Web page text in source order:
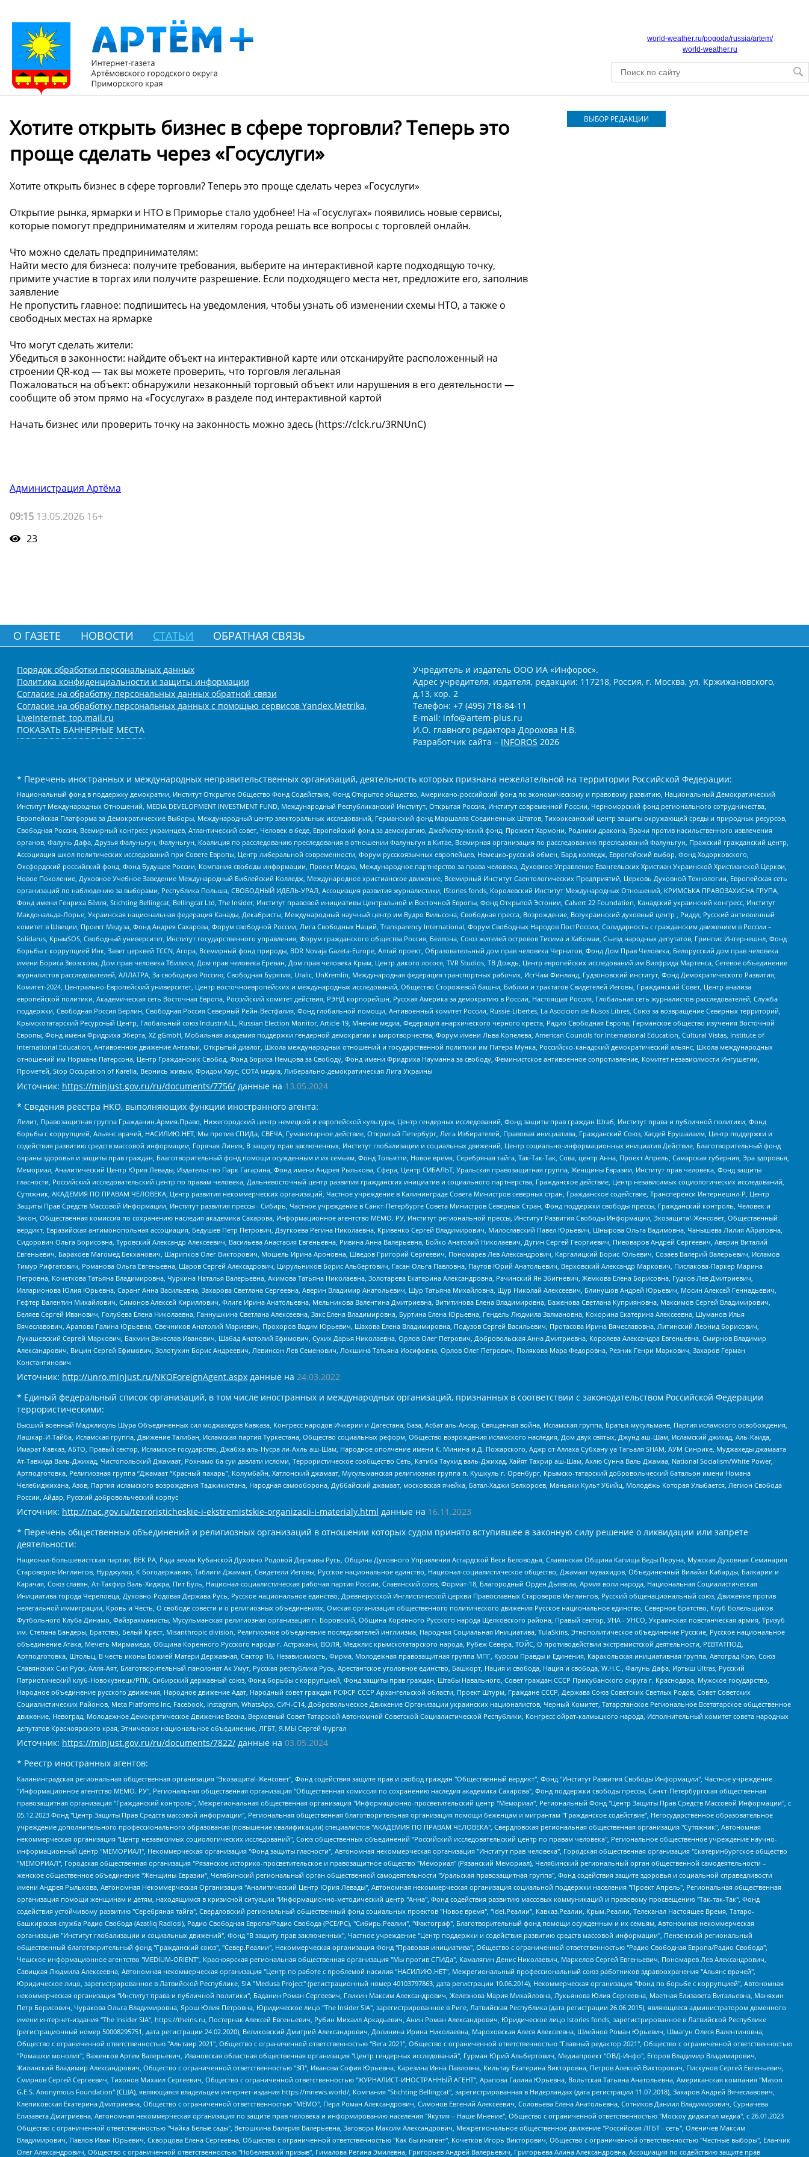
world-weather.ru/pogoda/russia/artem/
world-weather.ru
Хотите открыть бизнес в сфере торговли? Теперь это
проще сделать через «Госуслуги»
Хотите открыть бизнес в сфере торговли? Теперь это проще сделать через «Госуслуги»
Открытие рынка, ярмарки и НТО в Приморье стало удобнее! На «Госуслугах» появились новые сервисы,
которые помогут предпринимателям и жителям города решать все вопросы с торговлей онлайн.
Что можно сделать предпринимателям:
Найти место для бизнеса: получите требования, выберите на интерактивной карте подходящую точку,
примите участие в торгах или получите разрешение. Если подходящего места нет, предложите его, заполнив
заявление
Не пропустить главное: подпишитесь на уведомления, чтобы узнать об изменении схемы НТО, а также о
свободных местах на ярмарке
Что могут сделать жители:
Убедиться в законности: найдите объект на интерактивной карте или отсканируйте расположенный на
строении QR-код — так вы можете проверить, что торговля легальная
Пожаловаться на объект: обнаружили незаконный торговый объект или нарушения в его деятельности —
сообщите об этом прямо на «Госуслугах» в разделе под интерактивной картой
Начать бизнес или проверить точку на законность можно здесь (https://clck.ru/3RNUnC)
Администрация Артёма
09:15 13.05.2026 16+
23
ВЫБОР РЕДАКЦИИ
О ГАЗЕТЕ НОВОСТИ СТАТЬИ ОБРАТНАЯ СВЯЗЬ
Порядок обработки персональных данных
Политика конфиденциальности и защиты информации
Согласие на обработку персональных данных обратной связи
Согласие на обработку персональных данных с помощью сервисов Yandex.Metrika,
LiveInternet, top.mail.ru
ПОКАЗАТЬ БАННЕРНЫЕ МЕСТА
Учредитель и издатель ООО ИА «Инфорос».
Адрес учредителя, издателя, редакции: 117218, Россия, г. Москва, ул. Кржижановского,
д.13, кор. 2
Телефон: +7 (495) 718-84-11
E-mail: info@artem-plus.ru
И.О. главного редактора Дорохова Н.В.
Разработчик сайта – INFOROS 2026
* Перечень иностранных и международных неправительственных организаций, деятельность которых признана нежелательной на территории Российской Федерации:
Национальный фонд в поддержку демократии, Институт Открытое Общество Фонд Содействия, Фонд Открытое общество, Американо-российский фонд по экономическому и правовому развитию, Национальный Демократический
Институт Международных Отношений, MEDIA DEVELOPMENT INVESTMENT FUND, Международный Республиканский Институт, Открытая Россия, Институт современной России, Черноморский фонд регионального сотрудничества,
Европейская Платформа за Демократические Выборы, Международный центр электоральных исследований, Германский фонд Маршалла Соединенных Штатов, Тихоокеанский центр защиты окружающей среды и природных ресурсов,
Свободная Россия, Всемирный конгресс украинцев, Атлантический совет, Человек в беде, Европейский фонд за демократию, Джеймстаунский фонд, Прожект Хармони, Родники дракона, Врачи против насильственного извлечения
органов, Фалунь Дафа, Друзья Фалуньгун, Фалуньгун, Коалиция по расследованию преследования в отношении Фалуньгун в Китае, Всемирная организация по расследованию преследований Фалуньгун, Пражский гражданский центр,
Ассоциация школ политических исследований при Совете Европы, Центр либеральной современности, Форум русскоязычных европейцев, Немецко-русский обмен, Бард колледж, Европейский выбор, Фонд Ходорковского,
Оксфордский российский фонд, Фонд Будущее России, Компания свободы информации, Проект Медиа, Международное партнерство за права человека, Духовное Управление Евангельских Христиан Украинской Христианской Церкви,
Новое Поколение, Духовное Учебное Заведение Международный Библейский Колледж, Международное христианское движение, Всемирный Институт Саентологических Предприятий, Церковь Духовной Технологии, Европейская сеть
организаций по наблюдению за выборами, Республика Польша, СВОБОДНЫЙ ИДЕЛЬ-УРАЛ, Ассоциация развития журналистики, IStories fonds, Королевский Институт Международных Отношений, КРИМСЬКА ПРАВОЗАХИСНА ГРУПА,
Фонд имени Генриха Бёлля, Stichting Bellingcat, Bellingcat Ltd, The Insider, Институт правовой инициативы Центральной и Восточной Европы, Фонд Открытой Эстонии, Calvert 22 Foundation, Канадский украинский конгресс, Институт
Макдональда-Лорье, Украинская национальная федерация Канады, Декабристы, Международный научный центр им Вудро Вильсона, Свободная пресса, Возрождение, Всеукраинский духовный центр , Риддл, Русский антивоенный
комитет в Швеции, Проект Медуза, Фонд Андрея Сахарова, Форум свободной России, Лига Свободных Наций, Transparеncy International, Форум Свободных Народов ПостРоссии, Солидарность с гражданским движением в России –
Solidarus, КрымSOS, Свободный университет, Институт государственного управления, Форум гражданского общества Россия, Беллона, Союз жителей островов Тисима и Хабомаи, Съезд народных депутатов, Гринпис Интернешнл, Фонд
борьбы с коррупцией Инк, Завет церквей TCCN, Агора, Всемирный фонд природы, BDR Novaja Gazeta-Europe, Алтай проект, Образовательный дом прав человека Чернигов, Фонд Дом Прав Человека, Белорусский дом прав человека
имени Бориса Звозскова, Дом прав человека Тбилиси, Дом прав человека Ереван, Дом прав человека Крым, Центр дикого лосося, TVR Studios, ТВ Дождь, Центр европейских исследований им Вилфрида Мартенса, Сетевое объединение
журналистов расследователей, АЛЛАТРА, За свободную Россию, Свободная Бурятия, Uralic, UnKremlin, Международная федерация транспортных рабочих, ИстЧам Финланд, Гудзоновский институт, Фонд Демократического Развития,
Комитет-2024, Центрально-Европейский университет, Центр восточноевропейских и международных исследований, Общество Сторожевой башни, Библии и трактатов Свидетелей Иеговы, Гражданский Совет, Центр анализа
европейской политики, Академическая сеть Восточная Европа, Российский комитет действия, РЭНД корпорейшн, Русская Америка за демократию в России, Настоящая Россия, Глобальная сеть журналистов-расследователей, Служба
поддержки, Свободная Россия Берлин, Свободная Россия Северный Рейн-Вестфалия, Фонд глобальной помощи, Антивоенный комитет России, Russie-Libertes, La Asocicion de Rusos Libres, Союз за возвращение Северных территорий,
Крымскотатарский Ресурсный Центр, Глобальный союз IndustriALL, Russian Election Monitor, Article 19, Мнение медиа, Федерация анархического черного креста, Радио Свободная Европа, Германское общество изучения Восточной
Европы, Фонд имени Фридриха Эберта, XZ gGmbH, Мобильная академия поддержки гендерной демократии и миротворчества, Форум имени Льва Копелева, American Councils for International Education, Cultural Vistas, Institute of
International Education, Антивоенное движение Антальи, Открытый диалог, Школа международных отношений и государственной политики им Питера Мунка, Российско-канадский демократический альянс, Школа международных
отношений им Нормана Патерсона, Центр Гражданских Свобод, Фонд Бориса Немцова за Свободу, Фонд имени Фридриха Науманна за свободу, Феминистское антивоенное сопротивление, Комитет независимости Ингушетии,
Прометей, Stop Occupation of Karelia, Вернись живым, Фридом Хаус, СОТА медиа, Либерально-демократическая Лига Украины
Источник: https://minjust.gov.ru/ru/documents/7756/ данные на 13.05.2024
* Сведения реестра НКО, выполняющих функции иностранного агента:
Лилит, Правозащитная группа Гражданин.Армия.Право, Нижегородский центр немецкой и европейской культуры, Центр гендерных исследований, Фонд защиты прав граждан Штаб, Институт права и публичной политики, Фонд
борьбы с коррупцией, Альянс врачей, НАСИЛИЮ.НЕТ, Мы против СПИДа, СВЕЧА, Гуманитарное действие, Открытый Петербург, Лига Избирателей, Правовая инициатива, Гражданский Союз, Хасдей Ерушалаим, Центр поддержки и
содействия развитию средств массовой информации, Горячая Линия, В защиту прав заключенных, Институт глобализации и социальных движений, Центр социально-информационных инициатив Действие, Благотворительный фонд
охраны здоровья и защиты прав граждан, Благотворительный фонд помощи осужденным и их семьям, Фонд Тольятти, Новое время, Серебряная тайга, Так-Так-Так, Сова, центр Анна, Проект Апрель, Самарская губерния, Эра здоровья,
Мемориал, Аналитический Центр Юрия Левады, Издательство Парк Гагарина, Фонд имени Андрея Рылькова, Сфера, Центр СИБАЛЬТ, Уральская правозащитная группа, Женщины Евразии, Институт прав человека, Фонд защиты
гласности, Российский исследовательский центр по правам человека, Дальневосточный центр развития гражданских инициатив и социального партнерства, Гражданское действие, Центр независимых социологических исследований,
Сутяжник, АКАДЕМИЯ ПО ПРАВАМ ЧЕЛОВЕКА, Центр развития некоммерческих организаций, Частное учреждение в Калининграде Совета Министров северных стран, Гражданское содействие, Трансперенси Интернешнл-Р, Центр
Защиты Прав Средств Массовой Информации, Институт развития прессы - Сибирь, Частное учреждение в Санкт-Петербурге Совета Министров Северных Стран, Фонд поддержки свободы прессы, Гражданский контроль, Человек и
Закон, Общественная комиссия по сохранению наследия академика Сахарова, Информационное агентство МЕМО. РУ, Институт региональной прессы, Институт Развития Свободы Информации, Экозащита!-Женсовет, Общественный
вердикт, Евразийская антимонопольная ассоциация, Бедушев Петр Петрович, Дзугкоева Регина Николаевна, Кривенко Сергей Владимирович, Милославский Павел Юрьевич, Шнырова Ольга Вадимовна, Чанышева Лилия Айратовна,
Сидорович Ольга Борисовна, Туровский Александр Алексеевич, Васильева Анастасия Евгеньевна, Ривина Анна Валерьевна, Бойко Анатолий Николаевич, Дугин Сергей Георгиевич, Пивоваров Андрей Сергеевич, Аверин Виталий
Евгеньевич, Барахоев Магомед Бекханович, Шарипков Олег Викторович, Мошель Ирина Ароновна, Шведов Григорий Сергеевич, Пономарев Лев Александрович, Каргалицкий Борис Юльевич, Созаев Валерий Валерьевич, Исламов
Тимур Рифгатович, Романова Ольга Евгеньевна, Щаров Сергей Алексадрович, Цирульников Борис Альбертович, Гасан Ольга Павловна, Паутов Юрий Анатольевич, Верховский Александр Маркович, Пислакова-Паркер Марина
Петровна, Кочеткова Татьяна Владимировна, Чуркина Наталья Валерьевна, Акимова Татьяна Николаевна, Золотарева Екатерина Александровна, Рачинский Ян Збигневич, Жемкова Елена Борисовна, Гудков Лев Дмитриевич,
Илларионова Юлия Юрьевна, Саранг Анна Васильевна, Захарова Светлана Сергеевна, Аверин Владимир Анатольевич, Щур Татьяна Михайловна, Щур Николай Алексеевич, Блинушов Андрей Юрьевич, Мосин Алексей Геннадьевич,
Гефтер Валентин Михайлович, Симонов Алексей Кириллович, Флиге Ирина Анатольевна, Мельникова Валентина Дмитриевна, Вититинова Елена Владимировна, Баженова Светлана Куприяновна, Максимов Сергей Владимирович,
Беляев Сергей Иванович, Голубева Елена Николаевна, Ганнушкина Светлана Алексеевна, Закс Елена Владимировна, Буртина Елена Юрьевна, Гендель Людмила Залмановна, Кокорина Екатерина Алексеевна, Шуманов Илья
Вячеславович, Арапова Галина Юрьевна, Свечников Анатолий Мариевич, Прохоров Вадим Юрьевич, Шахова Елена Владимировна, Подузов Сергей Васильевич, Протасова Ирина Вячеславовна, Литинский Леонид Борисович,
Лукашевский Сергей Маркович, Бахмин Вячеслав Иванович, Шабад Анатолий Ефимович, Сухих Дарья Николаевна, Орлов Олег Петрович, Добровольская Анна Дмитриевна, Королева Александра Евгеньевна, Смирнов Владимир
Александрович, Вицин Сергей Ефимович, Золотухин Борис Андреевич, Левинсон Лев Семенович, Локшина Татьяна Иосифовна, Орлов Олег Петрович, Полякова Мара Федоровна, Резник Генри Маркович, Захаров Герман
Константинович
Источник: http://unro.minjust.ru/NKOForeignAgent.aspx данные на 24.03.2022
* Единый федеральный список организаций, в том числе иностранных и международных организаций, признанных в соответствии с законодательством Российской Федерации
террористическими:
Высший военный Маджлисуль Шура Объединенных сил моджахедов Кавказа, Конгресс народов Ичкерии и Дагестана, База, Асбат аль-Ансар, Священная война, Исламская группа, Братья-мусульмане, Партия исламского освобождения,
Лашкар-И-Тайба, Исламская группа, Движение Талибан, Исламская партия Туркестана, Общество социальных реформ, Общество возрождения исламского наследия, Дом двух святых, Джунд аш-Шам, Исламский джихад, Аль-Каида,
Имарат Кавказ, АБТО, Правый сектор, Исламское государство, Джабха аль-Нусра ли-Ахль аш-Шам, Народное ополчение имени К. Минина и Д. Пожарского, Аджр от Аллаха Субхану уа Тагьаля SHAM, АУМ Синрике, Муджахеды джамаата
Ат-Тавхида Валь-Джихад, Чистопольский Джамаат, Рохнамо ба суи давлати исломи, Террористическое сообщество Сеть, Катиба Таухид валь-Джихад, Хайят Тахрир аш-Шам, Ахлю Сунна Валь Джамаа, National Socialism/White Power,
Артподготовка, Религиозная группа “Джамаат “Красный пахарь”, Колумбайн, Хатлонский джамаат, Мусульманская религиозная группа п. Кушкуль г. Оренбург, Крымско-татарский добровольческий батальон имени Номана
Челебиджихана, Азов, Партия исламского возрождения Таджикистана, Народная самооборона, Дуббайский джамаат, московская ячейка, Батал-Хаджи Белхороев, Маньяки Культ Убийц, Молодёжь Которая Улыбается, Легион Свобода
России, Айдар, Русский добровольческий корпус
Источник: http://nac.gov.ru/terroristicheskie-i-ekstremistskie-organizacii-i-materialy.html данные на 16.11.2023
* Перечень общественных объединений и религиозных организаций в отношении которых судом принято вступившее в законную силу решение о ликвидации или запрете
деятельности:
Национал-большевистская партия, ВЕК РА, Рада земли Кубанской Духовно Родовой Державы Русь, Община Духовного Управления Асгардской Веси Беловодья, Славянская Община Капища Веды Перуна, Мужская Духовная Семинария
Староверов-Инглингов, Нурджулар, К Богодержавию, Таблиги Джамаат, Свидетели Иеговы, Русское национальное единство, Национал-социалистическое общество, Джамаат мувахидов, Объединенный Вилайат Кабарды, Балкарии и
Карачая, Союз славян, Ат-Такфир Валь-Хиджра, Пит Буль, Национал-социалистическая рабочая партия России, Славянский союз, Формат-18, Благородный Орден Дьявола, Армия воли народа, Национальная Социалистическая
Инициатива города Череповца, Духовно-Родовая Держава Русь, Русское национальное единство, Древнерусской Инглистической церкви Православных Староверов-Инглингов, Русский общенациональный союз, Движение против
нелегальной иммиграции, Кровь и Честь, О свободе совести и о религиозных объединениях, Омская организация общественного политического движения Русское национальное единство, Северное Братство, Клуб Болельщиков
Футбольного Клуба Динамо, Файзрахманисты, Мусульманская религиозная организация п. Боровский, Община Коренного Русского народа Щелковского района, Правый сектор, УНА - УНСО, Украинская повстанческая армия, Тризуб
им. Степана Бандеры, Братство, Белый Крест, Misanthropic division, Религиозное объединение последователей инглиизма, Народная Социальная Инициатива, TulaSkins, Этнополитическое объединение Русские, Русское национальное
объединение Атака, Мечеть Мирмамеда, Община Коренного Русского народа г. Астрахани, ВОЛЯ, Меджлис крымскотатарского народа, Рубеж Севера, ТОЙС, О противодействии экстремистской деятельности, РЕВТАТПОД,
Артподготовка, Штольц, В честь иконы Божией Матери Державная, Сектор 16, Независимость, Фирма, Молодежная правозащитная группа МПГ, Курсом Правды и Единения, Каракольская инициативная группа, Автоград Крю, Союз
Славянских Сил Руси, Алля-Аят, Благотворительный пансионат Ак Умут, Русская республика Русь, Арестантское уголовное единство, Башкорт, Нация и свобода, Нация и свобода, W.H.С., Фалунь Дафа, Иртыш Ultras, Русский
Патриотический клуб-Новокузнецк/РПК, Сибирский державный союз, Фонд борьбы с коррупцией, Фонд защиты прав граждан, Штабы Навального, Совет граждан СССР Прикубанского округа г. Краснодара, Мужское государство,
Народное объединение русского движения, Народное движение Адат, Народный совет граждан РСФСР СССР Архангельской области, Проект Штурм, Граждане СССР, Держава Союз Советских Светлых Родов, Совет Советских
Социалистических Районов, Meta Platforms Inc, Facebook, Instagram, WhatsApp, СИЧ-С14, Добровольческое Движение Организации украинских националистов, Черный Комитет, Татарстанское Региональное Всетатарское общественное
движение, Невоград, Молодежное Демократическое Движение Весна, Верховный Совет Татарской Автономной Советской Социалистической Республики, Конгресс ойрат-калмыцкого народа, Исполнительный комитет совета народных
депутатов Красноярского края, Этническое национальное объединение, ЛГБТ, Я.МЫ Сергей Фургал
Источник: https://minjust.gov.ru/ru/documents/7822/ данные на 03.05.2024
* Реестр иностранных агентов:
Калининградская региональная общественная организация "Экозащита!-Женсовет", Фонд содействия защите прав и свобод граждан "Общественный вердикт", Фонд "Институт Развития Свободы Информации", Частное учреждение "Информационное агентство МЕМО. РУ", Региональная общественная организация "Общественная комиссия по сохранению наследия академика Сахарова", Фонд поддержки свободы прессы, Санкт-Петербургская общественная правозащитная организация "Гражданский контроль", Межрегиональная общественная организация "Информационно-просветительский центр "Мемориал", Региональный Фонд "Центр Защиты Прав Средств Массовой Информации", с 05.12.2023 Фонд "Центр Защиты Прав Средств массовой информации", Региональная общественная благотворительная организация помощи беженцам и мигрантам "Гражданское содействие", Негосударственное образовательное учреждение дополнительного профессионального образования (повышение квалификации) специалистов "АКАДЕМИЯ ПО ПРАВАМ ЧЕЛОВЕКА", Свердловская региональная общественная организация "Сутяжник", Автономная некоммерческая организация "Центр независимых социологических исследований", Союз общественных объединений "Российский исследовательский центр по правам человека", Региональное общественное учреждение научно-информационный центр "МЕМОРИАЛ", Некоммерческая организация "Фонд защиты гласности", Автономная некоммерческая организация "Институт прав человека", Городская общественная организация "Екатеринбургское общество "МЕМОРИАЛ", Городская общественная организация "Рязанское историко-просветительское и правозащитное общество "Мемориал" (Рязанский Мемориал), Челябинский региональный орган общественной самодеятельности – женское общественное объединение "Женщины Евразии", Челябинский региональный орган общественной самодеятельности "Уральская правозащитная группа", Фонд содействия защите здоровья и социальной справедливости имени Андрея Рылькова, Автономная Некоммерческая Организация "Аналитический Центр Юрия Левады", Автономная некоммерческая организация социальной поддержки населения "Проект Апрель", Региональная общественная организация помощи женщинам и детям, находящимся в кризисной ситуации "Информационно-методический центр "Анна", Фонд содействия развитию массовых коммуникаций и правовому просвещению "Так-так-Так", Фонд содействия устойчивому развитию "Серебряная тайга", Свердловский региональный общественный фонд социальных проектов "Новое время", "Idel.Реалии", Кавказ.Реалии, Крым.Реалии, Телеканал Настоящее Время, Татаро-башкирская служба Радио Свобода (Azatliq Radiosi), Радио Свободная Европа/Радио Свобода (PCE/PC), "Сибирь.Реалии", "Фактограф", Благотворительный фонд помощи осужденным и их семьям, Автономная некоммерческая организация "Институт глобализации и социальных движений", Фонд "В защиту прав заключенных", Частное учреждение "Центр поддержки и содействия развитию средств массовой информации", Пензенский региональный общественный благотворительный фонд "Гражданский союз", "Север.Реалии", Некоммерческая организация Фонд "Правовая инициатива", Общество с ограниченной ответственностью "Радио Свободная Европа/Радио Свобода", Чешское информационное агентство "MEDIUM-ORIENT", Красноярская региональная общественная организация "Мы против СПИДа", Камалягин Денис Николаевич, Маркелов Сергей Евгеньевич, Пономарев Лев Александрович, Савицкая Людмила Алексеевна, Автономная некоммерческая организация "Центр по работе с проблемой насилия "НАСИЛИЮ.НЕТ", Межрегиональный профессиональный союз работников здравоохранения "Альянс врачей", Юридическое лицо, зарегистрированное в Латвийской Республике, SIA "Medusa Project" (регистрационный номер 40103797863, дата регистрации 10.06.2014), Некоммерческая организация "Фонд по борьбе с коррупцией", Автономная некоммерческая организация "Институт права и публичной политики", Баданин Роман Сергеевич, Гликин Максим Александрович, Железнова Мария Михайловна, Лукьянова Юлия Сергеевна, Маетная Елизавета Витальевна, Маняхин Петр Борисович, Чуракова Ольга Владимировна, Ярош Юлия Петровна, Юридическое лицо "The Insider SIA", зарегистрированное в Риге, Латвийская Республика (дата регистрации 26.06.2015), являющееся администратором доменного имени интернет-издания "The Insider SIA", https://theins.ru, Постернак Алексей Евгеньевич, Рубин Михаил Аркадьевич, Анин Роман Александрович, Юридическое лицо Istories fonds, зарегистрированное в Латвийской Республике (регистрационный номер 50008295751, дата регистрации 24.02.2020), Великовский Дмитрий Александрович, Долинина Ирина Николаевна, Мароховская Алеся Алексеевна, Шлейнов Роман Юрьевич, Шмагун Олеся Валентиновна, Общество с ограниченной ответственностью "Альтаир 2021", Общество с ограниченной ответственностью "Вега 2021", Общество с ограниченной ответственностью "Главный редактор 2021", Общество с ограниченной ответственностью "Ромашки монолит", Важенков Артем Валерьевич, Ивановская областная общественная организация "Центр гендерных исследований", Гурман Юрий Альбертович, Медиапроект "ОВД-Инфо", Егоров Владимир Владимирович, Жилинский Владимир Александрович, Общество с ограниченной ответственностью "ЗП", Иванова София Юрьевна, Карезина Инна Павловна, Кильтау Екатерина Викторовна, Петров Алексей Викторович, Пискунов Сергей Евгеньевич, Смирнов Сергей Сергеевич, Тихонов Михаил Сергеевич, Общество с ограниченной ответственностью "ЖУРНАЛИСТ-ИНОСТРАННЫЙ АГЕНТ", Арапова Галина Юрьевна, Вольтская Татьяна Анатольевна, Американская компания "Mason G.E.S. Anonymous Foundation" (США), являющаяся владельцем интернет-издания https://mnews.world/, Компания "Stichting Bellingcat", зарегистрированная в Нидерландах (дата регистрации 11.07.2018), Захаров Андрей Вячеславович, Клепиковская Екатерина Дмитриевна, Общество с ограниченной ответственностью "МЕМО", Перл Роман Александрович, Симонов Евгений Алексеевич, Соловьева Елена Анатольевна, Сотников Даниил Владимирович, Сурначева Елизавета Дмитриевна, Автономная некоммерческая организация по защите прав человека и информированию населения "Якутия – Наше Мнение", Общество с ограниченной ответственностью "Москоу диджитал медиа", с 26.01.2023 Общество с ограниченной ответственностью "Чайка Белые сады", Ветошкина Валерия Валерьевна, Заговора Максим Александрович, Межрегиональное общественное движение "Российская ЛГБТ - сеть", Оленичев Максим Владимирович, Павлов Иван Юрьевич, Скворцова Елена Сергеевна, Общество с ограниченной ответственностью "Как бы инагент", Кочетков Игорь Викторович, Общество с ограниченной ответственностью "Честные выборы", Еланчик Олег Александрович, Общество с ограниченной ответственностью "Нобелевский призыв", Гималова Регина Эмилевна, Григорьев Андрей Валерьевич, Григорьева Алина Александровна, Ассоциация по содействию защите прав призывников, альтернативнослужащих и военнослужащих "Правозащитная группа "Гражданин.Армия.Право", Хисамова Регина Фаритовна, Автономная некоммерческая организация по реализации социально-правовых программ "Лилит", Дальневосточное общественное движение "Маяк", Санкт-Петербургская ЛГБТ-инициативная группа "Выход", Инициативная группа ЛГБТ+ "Реверс", Алексеев Андрей Викторович, Бекбулатова Таисия Львовна, Беляев Иван Михайлович, Владыкина Елена Сергеевна, Гельман Марат Александрович, Никульшина Вероника Юрьевна, Толоконникова Надежда Андреевна, Шендерович Виктор Анатольевич, Общество с ограниченной ответственностью "Данное сообщение", Общество с ограниченной ответственностью Издательский дом "Новая глава", Айнбиндер Александра Александровна, Московский комьюнити-центр для ЛГБТ+инициатив, Благотворительный фонд развития филантропии, Deutsche Welle (Германия, Kurt-Schumacher-Strasse 3, 53113 Bonn), Борзунова Мария Михайловна, Воробьев Виктор Викторович, Голубева Анна Львовна, Константинова Алла Михайловна, Малкова Ирина Владимировна, Мурадов Мурад Абдулгалимович, Осетинская Елизавета Николаевна, Понасенков Евгений Николаевич, Ганапольский Матвей Юрьевич, Киселев Евгений Алексеевич, Борухович Ирина Григорьевна, Дремин Иван Тимофеевич, Дубровский Дмитрий Викторович, Красноярская региональная общественная организация поддержки и развития альтернативных образовательных технологий и межкультурных коммуникаций "ИНТЕРРА", Маяковская Екатерина Алексеевна, Фейгин Марк Захарович, Филимонов Андрей Викторович, Дзугкоева Регина Николаевна, Доброхотов Роман Александрович, Дудь Юрий Александрович, Елкин Сергей Владимирович, Кругликов Кирилл Игоревич, Сабунаева Мария Леонидовна, Семенов Алексей Владимирович, Шаинян Карен Багратович, Шульман Екатерина Михайловна, Асафьев Артур Валерьевич, Вахштайн Виктор Семенович, Венедиктов Алексей Алексеевич, Лушникова Екатерина Евгеньевна, Волков Леонид Михайлович, Невзоров Александр Глебович, Пархоменко Сергей Борисович, Сироткин Ярослав Николаевич, Кара-Мурза Владимир Владимирович, Баранова Наталья Владимировна, Гозман Леонид Яковлевич, Кагарлицкий Борис Юльевич, Климарев Михаил Валерьевич, Милов Владимир Станиславович, Автономная некоммерческая организация Краснодарский центр современного искусства "Типография", Моргенштерн Алишер Тагирович, Соболь Любовь Эдуардовна, Общество с ограниченной ответственностью "ЛИЗА НОРМ", Каспаров Гарри Кимович, Ходорковский Михаил Борисович, Общество с ограниченной ответственностью "Апрельские тезисы", Данилович Ирина Брониславовна, Кашин Олег Владимирович, Петров Николай Владимирович, Пивоваров Алексей Владимирович, Соколов Михаил Владимирович, Цветкова Юлия Владимировна, Чичваркин Евгений Александрович, Комитет против пыток/Команда против пыток, Общество с ограниченной ответственностью "Первый научный", Общество с ограниченной ответственностью "Вертолет и ко", Белоцерковская Вероника Борисовна, Кац Максим Евгеньевич, Лазарева Татьяна Юрьевна, Шаведдинов Руслан Табризович, Яшин Илья Валерьевич, Общество с ограниченной ответственностью "Иноагент ААВ", Алешковский Дмитрий Петрович, Альбац Евгения Марковна, Быков Дмитрий Львович, Галямина Юлия Евгеньевна, Лойко Сергей Леонидович, Мартынов Кирилл Константинович, Медведев Сергей Александрович, Крашенинников Федор Геннадиевич, Гордеева Катерина Вл